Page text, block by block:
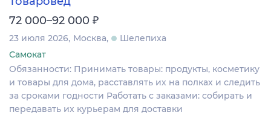
72 000–92 000 ₽
23 июля 2026 Москва
Шелепиха
Самокат
Обязанности: Принимать товары: продукты, косметику
и товары для дома, расставлять их на полках и следить
за сроками годности Работать с заказами: собирать и
передавать их курьерам для доставки